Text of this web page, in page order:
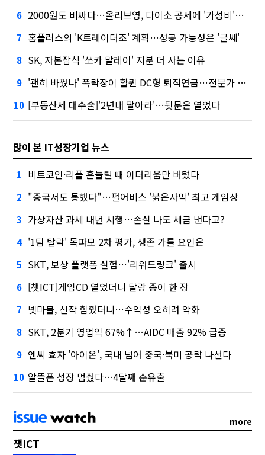
6 2000원도 비싸다…올리브영, 다이소 공세에 '가성비'로 맞불
7 홈플러스의 'K트레이더조' 계획…성공 가능성은 '글쎄'
8 SK, 자본잠식 '쏘카 말레이' 지분 더 사는 이유
9 '괜히 바꿨나' 폭락장이 할퀸 DC형 퇴직연금…전문가 조언은
10 [부동산세 대수술]'2년내 팔아라'…뒷문은 열었다
많이 본 IT성장기업 뉴스
1 비트코인·리플 흔들릴 때 이더리움만 버텼다
2 "중국서도 통했다"…펄어비스 '붉은사막' 최고 게임상
3 가상자산 과세 내년 시행…손실 나도 세금 낸다고?
4 '1팀 탈락' 독파모 2차 평가, 생존 가를 요인은
5 SKT, 보상 플랫폼 실험…'리워드링크' 출시
6 [챗ICT]게임CD 열었더니 달랑 종이 한 장
7 넷마블, 신작 힘줬더니…수익성 오히려 악화
8 SKT, 2분기 영업익 67%↑…AIDC 매출 92% 급증
9 엔씨 효자 '아이온', 국내 넘어 중국·북미 공략 나선다
10 알뜰폰 성장 멈췄다…4달째 순유출
more
챗ICT